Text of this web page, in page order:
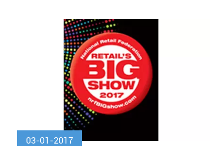
03-01-2017